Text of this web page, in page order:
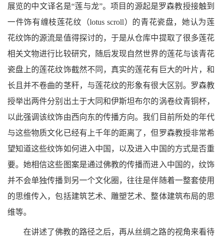
展览的中文译名是“莲与龙”。项目的源起是罗森教授接触到
一件饰有缠枝莲花纹（lotus scroll）的青花瓷盘，她认为莲
花纹饰的源流是值得探讨的，于是从仓库中提取了很多莲花
相关文物进行比较研究，随后发现自然世界的莲花与该青花
瓷盘上的莲花纹饰截然不同，真实的莲花有巨大的叶片，和
长且并不卷曲的茎秆，与莲花纹的形象有很大区别。罗森教
授举出两件分别出土于大同和伊斯坦布尔的涡卷纹青铜杯，
以此强调该纹饰由西向东的传播方向。我们目前所处的年代
与这些物质文化已经有上千年的距离了，但罗森教授非常希
望知道这些纹饰如何进入中国，以及进入中国的方式是否重
要。她相信这些图案是通过佛教的传播而进入中国的，纹饰
并不会单独传播到另一个文化圈，往往是伴随着一整套使用
的思维传入，包括建筑艺术、雕塑艺术、整体建筑布局的思
维等。
在讲述了佛教的路径之后，再从丝绸之路的视角来看待